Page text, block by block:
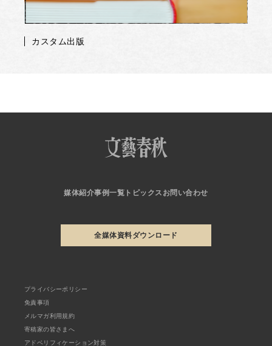
カスタム出版
媒体紹介事例一覧 トピックス お問い合わせ
全媒体資料ダウンロード
プライバシーポリシー
免責事項
メルマガ利用規約
寄稿家の皆さまへ
アドベリフィケーション対策